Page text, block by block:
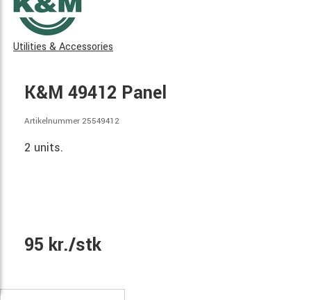
Utilities & Accessories
K&M 49412 Panel
Artikelnummer 25549412
2 units.
95 kr./stk